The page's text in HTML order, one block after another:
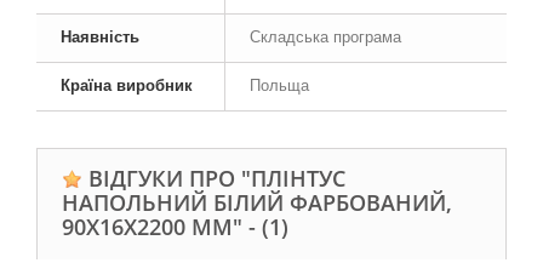
Наявність Складська програма
Країна виробник Польща
ВІДГУКИ ПРО "ПЛІНТУС
НАПОЛЬНИЙ БІЛИЙ ФАРБОВАНИЙ,
90Х16Х2200 ММ" - (1)